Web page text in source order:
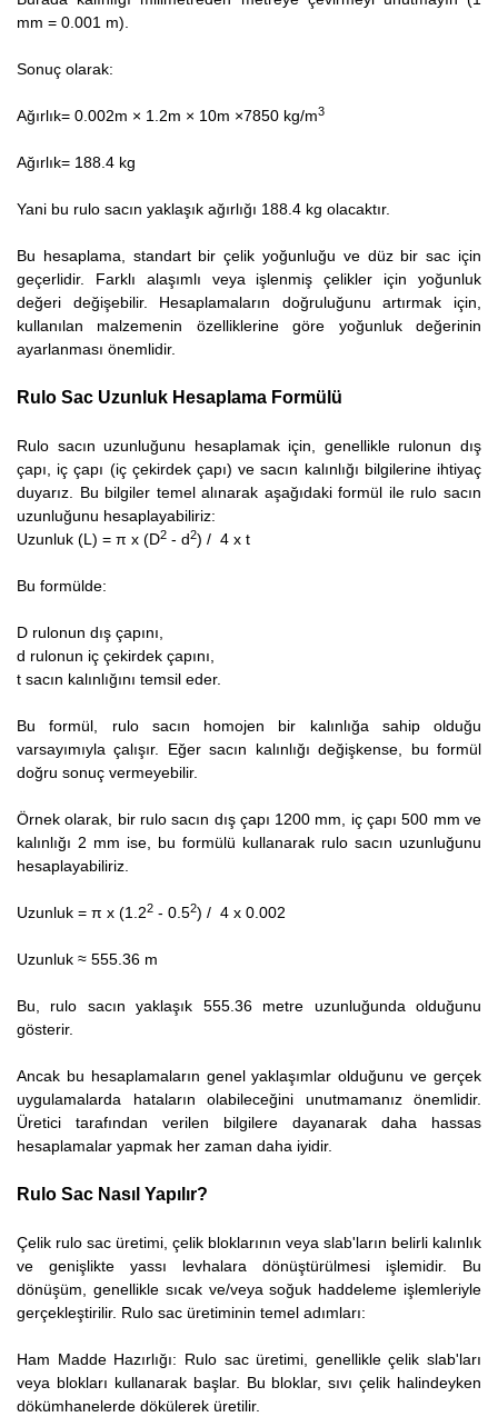
mm = 0.001 m).
Sonuç olarak:
Ağırlık= 0.002m × 1.2m × 10m ×7850 kg/m3
Ağırlık= 188.4 kg
Yani bu rulo sacın yaklaşık ağırlığı 188.4 kg olacaktır.
Bu hesaplama, standart bir çelik yoğunluğu ve düz bir sac için
geçerlidir. Farklı alaşımlı veya işlenmiş çelikler için yoğunluk
değeri değişebilir. Hesaplamaların doğruluğunu artırmak için,
kullanılan malzemenin özelliklerine göre yoğunluk değerinin
ayarlanması önemlidir.
Rulo Sac Uzunluk Hesaplama Formülü
Rulo sacın uzunluğunu hesaplamak için, genellikle rulonun dış
çapı, iç çapı (iç çekirdek çapı) ve sacın kalınlığı bilgilerine ihtiyaç
duyarız. Bu bilgiler temel alınarak aşağıdaki formül ile rulo sacın
uzunluğunu hesaplayabiliriz:
Uzunluk (L) = π x (D2 - d2) / 4 x t
Bu formülde:
D rulonun dış çapını,
d rulonun iç çekirdek çapını,
t sacın kalınlığını temsil eder.
Bu formül, rulo sacın homojen bir kalınlığa sahip olduğu
varsayımıyla çalışır. Eğer sacın kalınlığı değişkense, bu formül
doğru sonuç vermeyebilir.
Örnek olarak, bir rulo sacın dış çapı 1200 mm, iç çapı 500 mm ve
kalınlığı 2 mm ise, bu formülü kullanarak rulo sacın uzunluğunu
hesaplayabiliriz.
Uzunluk = π x (1.22 - 0.52) / 4 x 0.002
Uzunluk ≈ 555.36 m
Bu, rulo sacın yaklaşık 555.36 metre uzunluğunda olduğunu
gösterir.
Ancak bu hesaplamaların genel yaklaşımlar olduğunu ve gerçek
uygulamalarda hataların olabileceğini unutmamanız önemlidir.
Üretici tarafından verilen bilgilere dayanarak daha hassas
hesaplamalar yapmak her zaman daha iyidir.
Rulo Sac Nasıl Yapılır?
Çelik rulo sac üretimi, çelik bloklarının veya slab'ların belirli kalınlık
ve genişlikte yassı levhalara dönüştürülmesi işlemidir. Bu
dönüşüm, genellikle sıcak ve/veya soğuk haddeleme işlemleriyle
gerçekleştirilir. Rulo sac üretiminin temel adımları:
Ham Madde Hazırlığı: Rulo sac üretimi, genellikle çelik slab'ları
veya blokları kullanarak başlar. Bu bloklar, sıvı çelik halindeyken
dökümhanelerde dökülerek üretilir.